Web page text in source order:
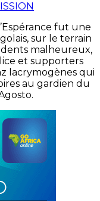
fut une
sur le terrain
malheureux,
et supporters
lacrymogènes qui
au gardien du